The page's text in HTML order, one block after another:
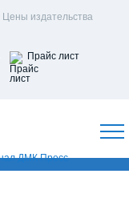
Цены издательства
Прайс лист